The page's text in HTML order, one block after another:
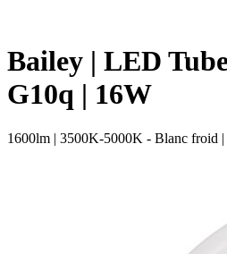
Bailey | LED
G10q | 16W
1600lm | 3500K-5000K - Blanc froid |